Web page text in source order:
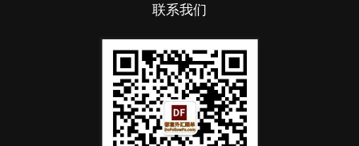
联系我们